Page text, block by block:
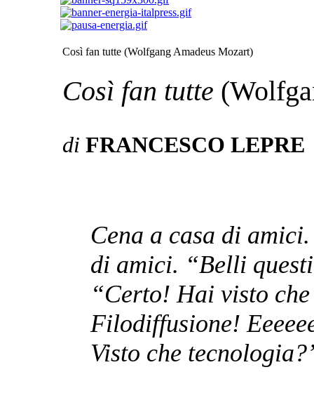
Così fan tutte (Wolfgang Amadeus Mozart)
Così fan tutte
di FRANCESCO LEPRE
Cena a casa di
di amici. “Belli
“Certo! Hai visto
Filodiffusione!
Visto che